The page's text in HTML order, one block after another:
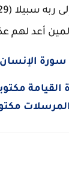
(31) سورة الإنسان
سورة
القيامة